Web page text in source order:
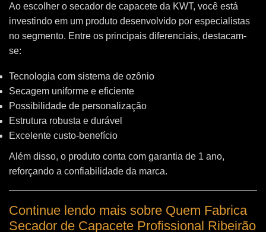
Ao escolher o secador de capacete da KWT, você está
investindo em um produto desenvolvido por especialistas
no segmento. Entre os principais diferenciais, destacam-
se:
Tecnologia com sistema de ozônio
Secagem uniforme e eficiente
Possibilidade de personalização
Estrutura robusta e durável
Excelente custo-benefício
Além disso, o produto conta com garantia de 1 ano,
reforçando a confiabilidade da marca.
Continue lendo mais sobre Quem Fabrica
Secador de Capacete Profissional Ribeirão